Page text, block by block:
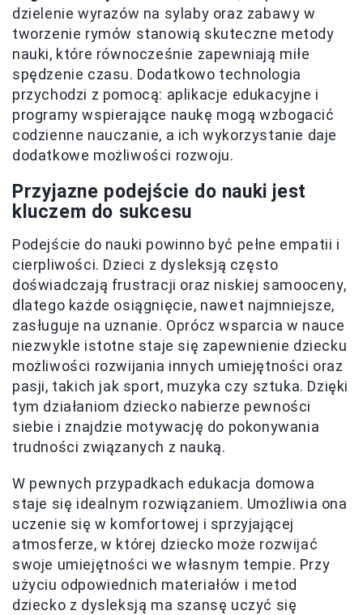
dzielenie wyrazów na sylaby oraz zabawy w
tworzenie rymów stanowią skuteczne metody
nauki, które równocześnie zapewniają miłe
spędzenie czasu. Dodatkowo technologia
przychodzi z pomocą: aplikacje edukacyjne i
programy wspierające naukę mogą wzbogacić
codzienne nauczanie, a ich wykorzystanie daje
dodatkowe możliwości rozwoju.
Przyjazne podejście do nauki jest
kluczem do sukcesu
Podejście do nauki powinno być pełne empatii i
cierpliwości. Dzieci z dysleksją często
doświadczają frustracji oraz niskiej samooceny,
dlatego każde osiągnięcie, nawet najmniejsze,
zasługuje na uznanie. Oprócz wsparcia w nauce
niezwykle istotne staje się zapewnienie dziecku
możliwości rozwijania innych umiejętności oraz
pasji, takich jak sport, muzyka czy sztuka. Dzięki
tym działaniom dziecko nabierze pewności
siebie i znajdzie motywację do pokonywania
trudności związanych z nauką.
W pewnych przypadkach edukacja domowa
staje się idealnym rozwiązaniem. Umożliwia ona
uczenie się w komfortowej i sprzyjającej
atmosferze, w której dziecko może rozwijać
swoje umiejętności we własnym tempie. Przy
użyciu odpowiednich materiałów i metod
dziecko z dysleksją ma szansę uczyć się